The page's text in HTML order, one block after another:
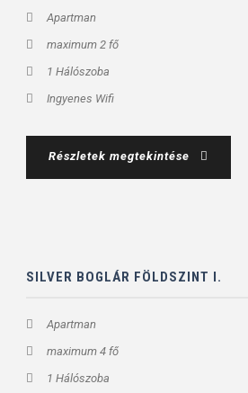
Apartman
maximum 2 fő
1 Hálószoba
Ingyenes Wifi
Részletek megtekintése
SILVER BOGLÁR FÖLDSZINT I.
Apartman
maximum 4 fő
1 Hálószoba